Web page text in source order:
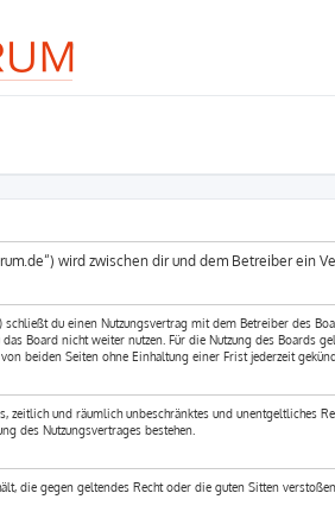
wird zwischen dir und dem Betreiber ein
schließt du einen Nutzungsvertrag mit dem Betreiber des
Board nicht weiter nutzen. Für die Nutzung des Boards
beiden Seiten ohne Einhaltung einer Frist jederzeit
und räumlich unbeschränktes und unentgeltliches
des Nutzungsvertrages bestehen.
die gegen geltendes Recht oder die guten Sitten